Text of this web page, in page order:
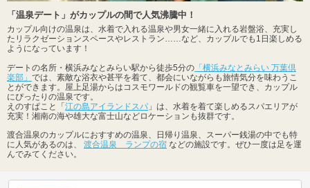
「温泉デート」がカップルの間で人気沸騰中！
カップル向けの温泉は、水着で入れる温泉や男女一緒に入れる岩盤浴、充実し
たリラクゼーションスペースやレストラン……など、カップルでも1日楽しめる
ようになっています！
デートの名所・横浜みなとみらい駅から徒歩5分の 「横浜みなとみらい 万葉倶
楽部」 では、素敵な浴衣や甚平を着て、都会にいながらも旅情気分を味わうこ
とができます。屋上足湯からはコスモワールドの観覧車を一望でき、カップル
にぴったりの温泉です。
えのすぱこと「 江の島アイランドスパ 」は、水着を着て楽しめるスパエリアが
充実！湘南の海や雄大な富士山などロケーションも抜群です。
渡合温泉のカップルにおすすめの温泉、日帰り温泉、スーパー銭湯の中でも特
に人気があるのは、 渡合温泉 ランプの宿 などの施設です。ぜひ一度は足を運
んでみてください。